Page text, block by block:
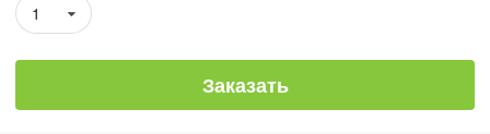
1
Заказать